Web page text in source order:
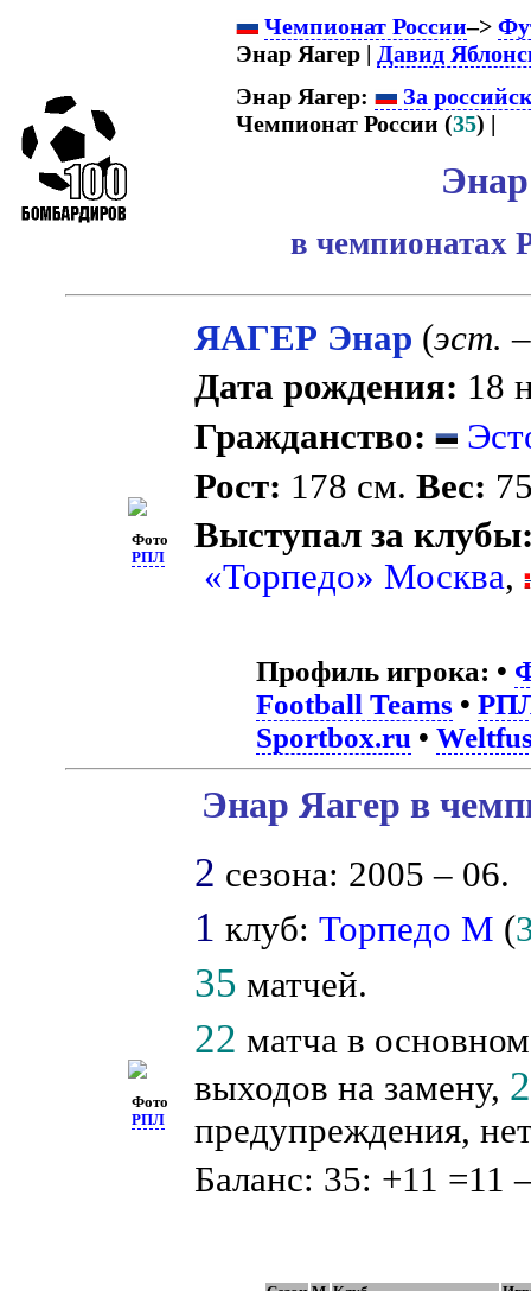
Чемпионат России–>
Энар Яагер | Давид
Энар Яагер:
За
Чемпионат России (35) |
в чемпионатах
Фото
РПЛ
ЯАГЕР Энар (эст.
Дата рождения: 18
Гражданство:
Рост: 178 см.Вес:
Выступал за
«Торпедо» Москва,
Профиль игрока: •
Football Teams •
Sportbox.ru •
Фото
РПЛ
Энар Яагер в
2 сезона: 2005 – 06.
1 клуб:Торпедо М (
35 матчей.
22 матча в
выходов на замену,
предупреждения,
Баланс: 35: +11 =11